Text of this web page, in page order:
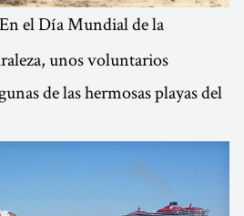
En el Día Mundial de la
unos voluntarios
de las hermosas playas del